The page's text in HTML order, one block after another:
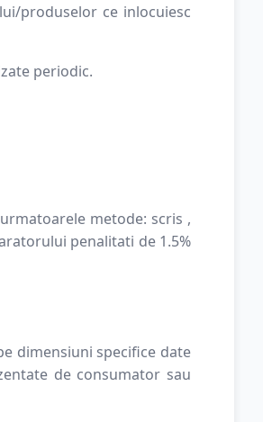
produselor ce inlocuiesc
periodic.
metode: scris ,
penalitati de 1.5%
dimensiuni specifice date
de consumator sau